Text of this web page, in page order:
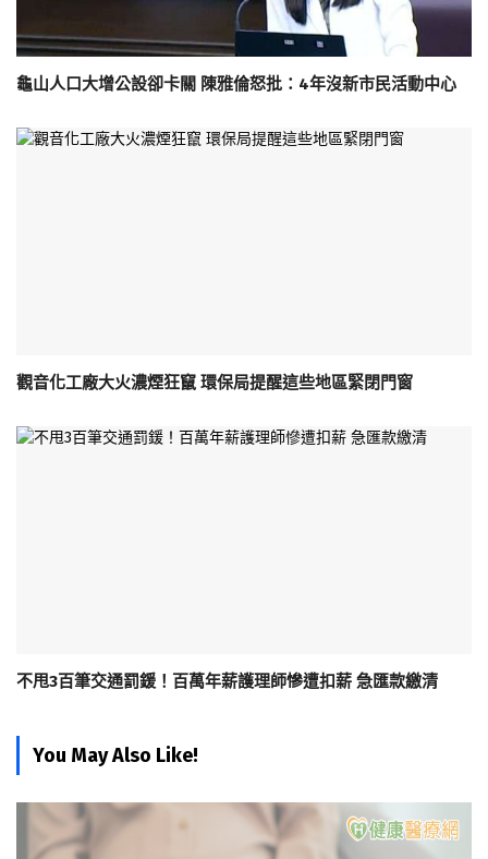
龜山人口大增公設卻卡關 陳雅倫怒批：4年沒新市民活動中心
觀音化工廠大火濃煙狂竄 環保局提醒這些地區緊閉門窗
不甩3百筆交通罰鍰！百萬年薪護理師慘遭扣薪 急匯款繳清
You May Also Like!